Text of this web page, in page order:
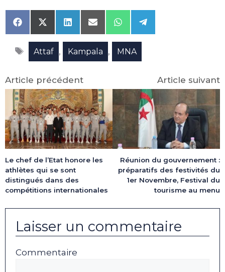
Share
on
Facebook
Share
on
X
(Twitter)
Share
on
LinkedIn
Share
on
Email
Share
on
WhatsApp
Share
on
Étiquettes
Attaf , Kampala , MNA
Article précédent
Le chef de l’Etat honore les
athlètes qui se sont
distingués dans des
compétitions internationales
Article suivant
Réunion du gouvernement :
préparatifs des festivités du
1er Novembre, Festival du
tourisme au menu
Laisser un commentaire
Commentaire